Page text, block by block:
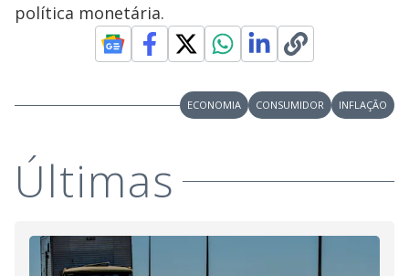
política monetária.
ECONOMIA CONSUMIDOR INFLAÇÃO
Últimas